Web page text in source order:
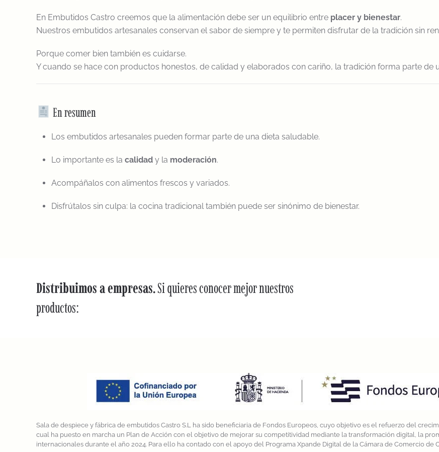
En Embutidos Castro creemos que la alimentación debe ser un equilibrio entre placer y bienestar.
Nuestros embutidos artesanales conservan el sabor de siempre y te permiten disfrutar de la tradición sin
Porque comer bien también es cuidarse.
Y cuando se hace con productos honestos, de calidad y elaborados con cariño, la tradición forma parte de
En resumen
Los embutidos artesanales pueden formar parte de una dieta saludable.
Lo importante es la calidad y la moderación.
Acompáñalos con alimentos frescos y variados.
Disfrútalos sin culpa: la cocina tradicional también puede ser sinónimo de bienestar.
Distribuimos a empresas.Si quieres conocer mejor nuestros
productos:
Sala de despiece y fábrica de embutidos Castro S.L ha sido beneficiaria de Fondos Europeos, cuyo objetivo es el refuerzo del
cual ha puesto en marcha un Plan de Acción con el objetivo de mejorar su competitividad mediante la transformación digital, la
internacionales durante el año 2024. Para ello ha contado con el apoyo del Programa Xpande Digital de la Cámara de Comercio de